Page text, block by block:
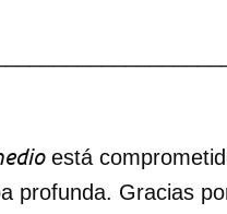
está
profunda. Gracias